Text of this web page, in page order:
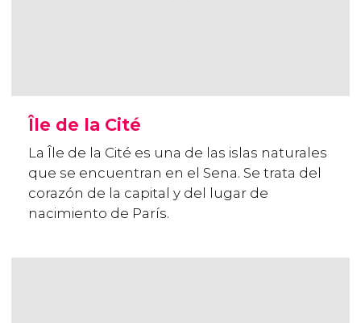
Île de la Cité
La Île de la Cité es una de las islas naturales
que se encuentran en el Sena. Se trata del
corazón de la capital y del lugar de
nacimiento de París.